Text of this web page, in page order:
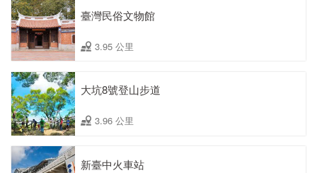
臺灣民俗文物館
3.95 公里
大坑8號登山步道
3.96 公里
新臺中火車站